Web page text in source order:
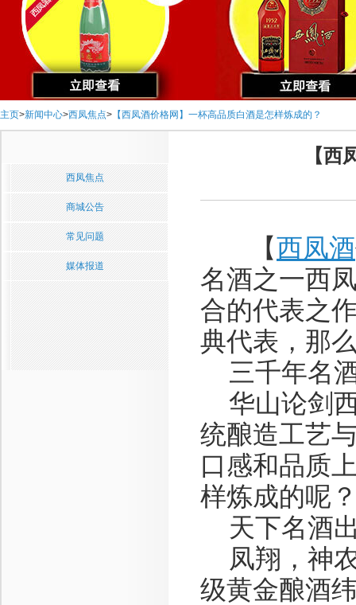
主页>新闻中心>西凤焦点> 【西凤酒价格网】一杯高品质白酒是怎样炼成的？
西凤焦点
商城公告
常见问题
媒体报道
【
【西凤酒
名酒之一西
合的代表之
典代表，那
三千年名
华山论剑
统酿造工艺
口感和品质
样炼成的呢
天下名酒
凤翔，神
级黄金酿酒